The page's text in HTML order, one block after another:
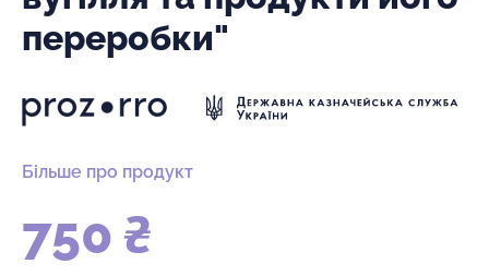
переробки"
Більше про продукт
750 ₴